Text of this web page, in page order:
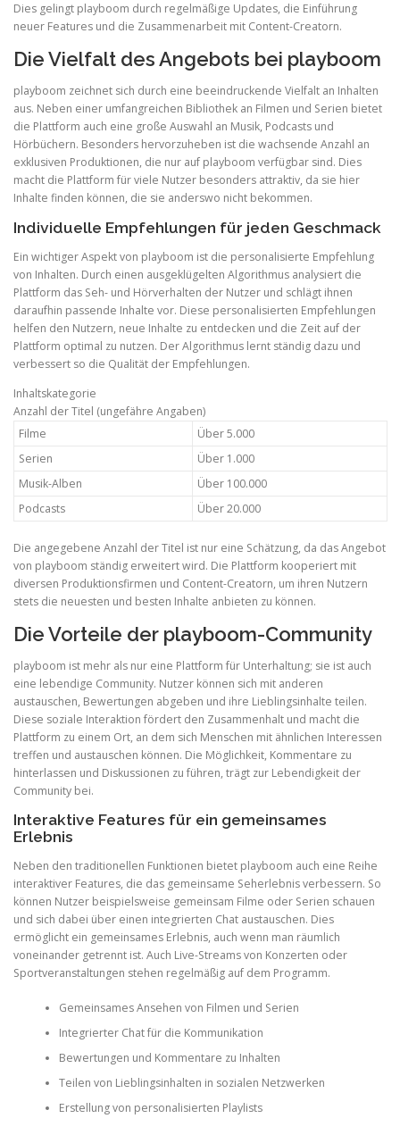
Dies gelingt playboom durch regelmäßige Updates, die Einführung
neuer Features und die Zusammenarbeit mit Content-Creatorn.
Die Vielfalt des Angebots bei playboom
playboom zeichnet sich durch eine beeindruckende Vielfalt an Inhalten
aus. Neben einer umfangreichen Bibliothek an Filmen und Serien bietet
die Plattform auch eine große Auswahl an Musik, Podcasts und
Hörbüchern. Besonders hervorzuheben ist die wachsende Anzahl an
exklusiven Produktionen, die nur auf playboom verfügbar sind. Dies
macht die Plattform für viele Nutzer besonders attraktiv, da sie hier
Inhalte finden können, die sie anderswo nicht bekommen.
Individuelle Empfehlungen für jeden Geschmack
Ein wichtiger Aspekt von playboom ist die personalisierte Empfehlung
von Inhalten. Durch einen ausgeklügelten Algorithmus analysiert die
Plattform das Seh- und Hörverhalten der Nutzer und schlägt ihnen
daraufhin passende Inhalte vor. Diese personalisierten Empfehlungen
helfen den Nutzern, neue Inhalte zu entdecken und die Zeit auf der
Plattform optimal zu nutzen. Der Algorithmus lernt ständig dazu und
verbessert so die Qualität der Empfehlungen.
Inhaltskategorie
Anzahl der Titel (ungefähre Angaben)
Filme
Über 5.000
Serien
Über 1.000
Musik-Alben
Über 100.000
Podcasts
Über 20.000
Die angegebene Anzahl der Titel ist nur eine Schätzung, da das Angebot
von playboom ständig erweitert wird. Die Plattform kooperiert mit
diversen Produktionsfirmen und Content-Creatorn, um ihren Nutzern
stets die neuesten und besten Inhalte anbieten zu können.
Die Vorteile der playboom-Community
playboom ist mehr als nur eine Plattform für Unterhaltung; sie ist auch
eine lebendige Community. Nutzer können sich mit anderen
austauschen, Bewertungen abgeben und ihre Lieblingsinhalte teilen.
Diese soziale Interaktion fördert den Zusammenhalt und macht die
Plattform zu einem Ort, an dem sich Menschen mit ähnlichen Interessen
treffen und austauschen können. Die Möglichkeit, Kommentare zu
hinterlassen und Diskussionen zu führen, trägt zur Lebendigkeit der
Community bei.
Interaktive Features für ein gemeinsames
Erlebnis
Neben den traditionellen Funktionen bietet playboom auch eine Reihe
interaktiver Features, die das gemeinsame Seherlebnis verbessern. So
können Nutzer beispielsweise gemeinsam Filme oder Serien schauen
und sich dabei über einen integrierten Chat austauschen. Dies
ermöglicht ein gemeinsames Erlebnis, auch wenn man räumlich
voneinander getrennt ist. Auch Live-Streams von Konzerten oder
Sportveranstaltungen stehen regelmäßig auf dem Programm.
Gemeinsames Ansehen von Filmen und Serien
Integrierter Chat für die Kommunikation
Bewertungen und Kommentare zu Inhalten
Teilen von Lieblingsinhalten in sozialen Netzwerken
Erstellung von personalisierten Playlists